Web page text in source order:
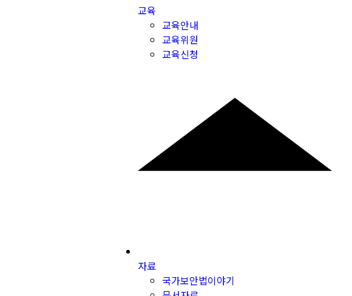
교육
교육안내
교육위원
교육신청
자료
국가보안법이야기